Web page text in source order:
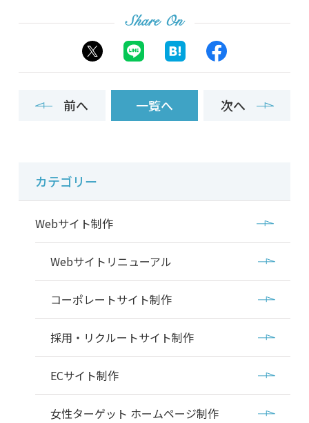
Share On
前へ 一覧へ 次へ
カテゴリー
Webサイト制作
Webサイトリニューアル
コーポレートサイト制作
採用・リクルートサイト制作
ECサイト制作
女性ターゲット ホームページ制作